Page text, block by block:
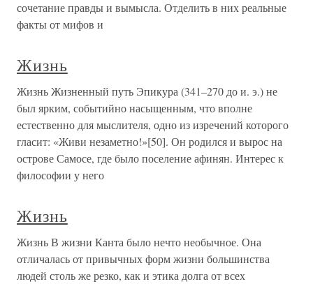
сочетание правды и вымысла. Отделить в них реальные
факты от мифов и
Жизнь
Жизнь Жизненный путь Эпикура (341–270 до и. э.) не
был ярким, событийно насыщенным, что вполне
естественно для мыслителя, одно из изречений которого
гласит: «Живи незаметно!»[50]. Он родился и вырос на
острове Самосе, где было поселение афинян. Интерес к
философии у него
Жизнь
Жизнь В жизни Канта было нечто необычное. Она
отличалась от привычных форм жизни большинства
людей столь же резко, как и этика долга от всех